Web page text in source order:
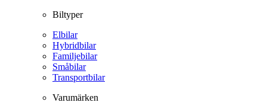
Biltyper
Elbilar
Hybridbilar
Familjebilar
Småbilar
Transportbilar
Varumärken